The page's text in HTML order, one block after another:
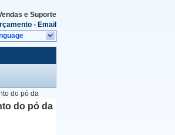
e Suporte
- Email
do pó da
do pó da